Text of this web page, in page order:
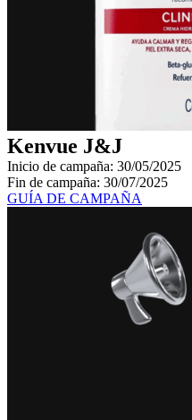
Kenvue J&J
Inicio de campaña: 30/05/2025
Fin de campaña: 30/07/2025
GUÍA DE CAMPAÑA